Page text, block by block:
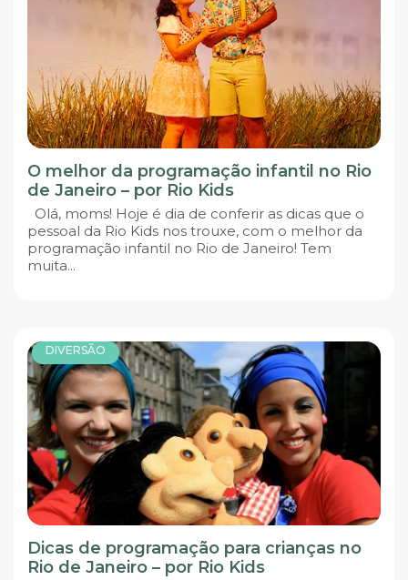
O melhor da programação infantil no Rio
de Janeiro – por Rio Kids
Olá, moms! Hoje é dia de conferir as dicas que o
pessoal da Rio Kids nos trouxe, com o melhor da
programação infantil no Rio de Janeiro! Tem
muita...
DIVERSÃO
Dicas de programação para crianças no
Rio de Janeiro – por Rio Kids